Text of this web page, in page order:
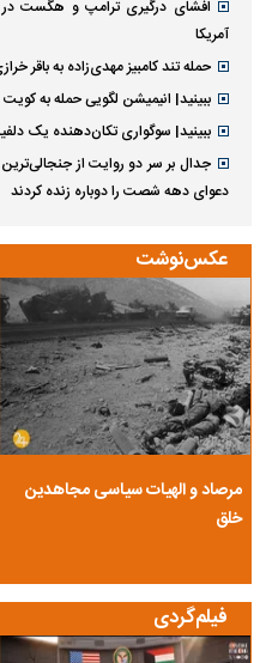
افشای درگیری ترامپ و هگست
آمریکا
حمله تند کامبیز مهدی‌زاده به
ببینید| انیمیشن لگویی حمله به
ببینید| سوگواری تکان‌دهنده یک
جدال بر سر دو روایت از
دعوای دهه شصت را دوباره زنده کردند
عکس‌نوشت
مرصاد و الهیات سیاسی مجاهدین
خلق
فیلم‌گردی